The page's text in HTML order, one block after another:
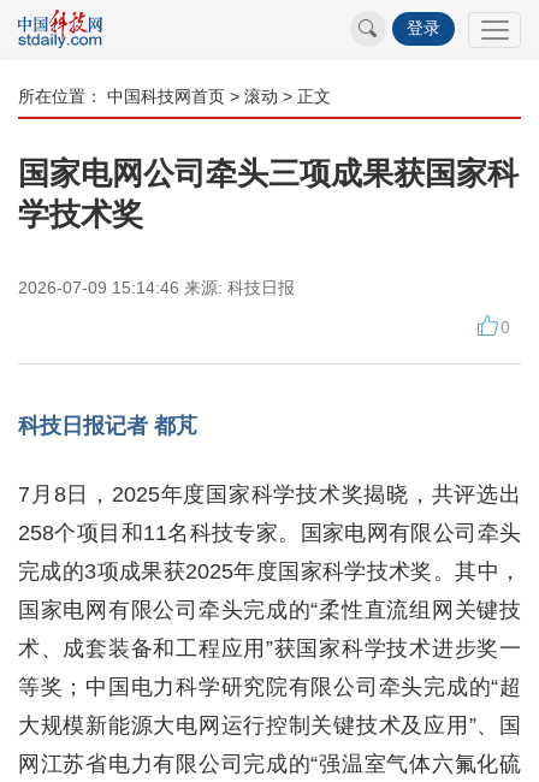
登录
所在位置： 中国科技网首页 > 滚动 > 正文
国家电网公司牵头三项成果获国家科
学技术奖
2026-07-09 15:14:46 来源: 科技日报
0
科技日报记者 都芃
7月8日，2025年度国家科学技术奖揭晓，共评选出
258个项目和11名科技专家。国家电网有限公司牵头
完成的3项成果获2025年度国家科学技术奖。其中，
国家电网有限公司牵头完成的“柔性直流组网关键技
术、成套装备和工程应用”获国家科学技术进步奖一
等奖；中国电力科学研究院有限公司牵头完成的“超
大规模新能源大电网运行控制关键技术及应用”、国
网江苏省电力有限公司完成的“强温室气体六氟化硫